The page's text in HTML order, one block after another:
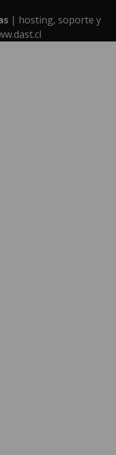
| hosting, soporte y